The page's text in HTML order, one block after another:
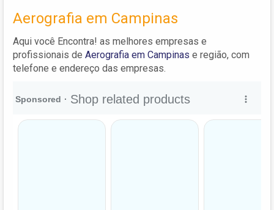
Aerografia em Campinas
Aqui você Encontra! as melhores empresas e
profissionais de Aerografia em Campinas e região, com
telefone e endereço das empresas.